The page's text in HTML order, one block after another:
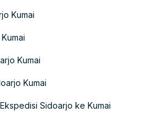
Kumai
Kumai
Kumai
Sidoarjo ke Kumai